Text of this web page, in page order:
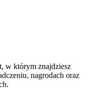
w którym znajdziesz
nagrodach oraz